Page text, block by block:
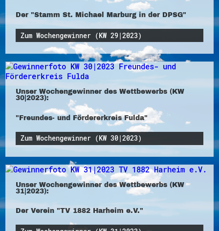
Der "Stamm St. Michael Marburg in der DPSG"
Zum Wochengewinner (KW 29|2023)
Unser Wochengewinner des Wettbewerbs (KW
30|2023):
"Freundes- und Fördererkreis Fulda"
Zum Wochengewinner (KW 30|2023)
Unser Wochengewinner des Wettbewerbs (KW
31|2023):
Der Verein "TV 1882 Harheim e.V."